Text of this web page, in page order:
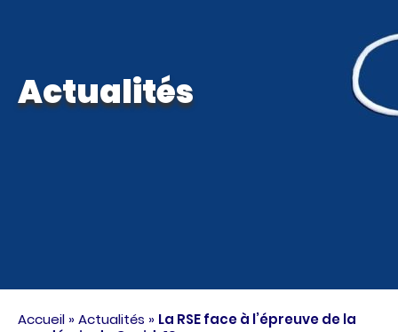
Actualités
Accueil »Actualités » La RSE face à l’épreuve de la